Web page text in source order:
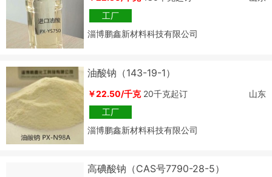
工厂
淄博鹏鑫新材料科技有限公司
油酸钠（143-19-1）
￥22.50/千克20千克起订
山东
工厂
淄博鹏鑫新材料科技有限公司
高碘酸钠（CAS号7790-28-5）